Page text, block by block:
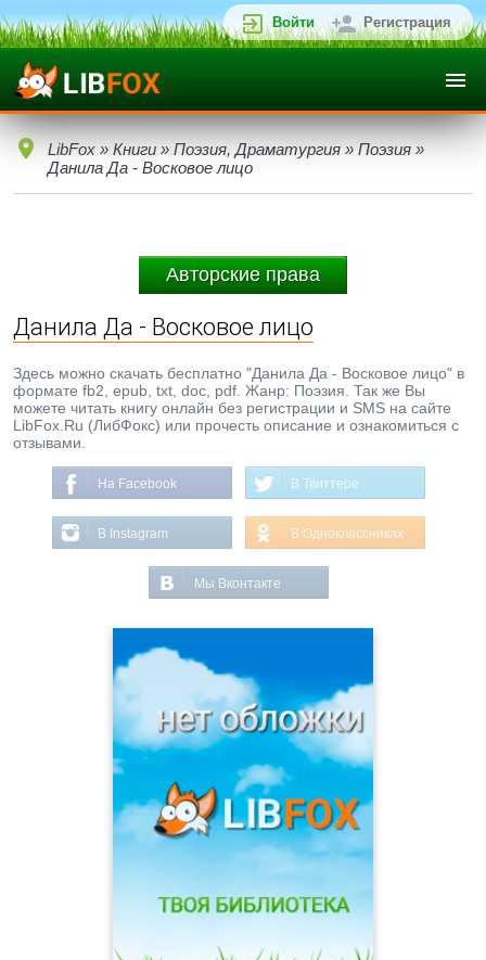
Войти Регистрация
LibFox » Книги » Поэзия, Драматургия » Поэзия »
Данила Да - Восковое лицо
Авторские права
Данила Да - Восковое лицо
Здесь можно скачать бесплатно "Данила Да - Восковое лицо" в
формате fb2, epub, txt, doc, pdf. Жанр: Поэзия. Так же Вы
можете читать книгу онлайн без регистрации и SMS на сайте
LibFox.Ru (ЛибФокс) или прочесть описание и ознакомиться с
отзывами.
На Facebook В Твиттере
В Instagram В Одноклассниках
Мы Вконтакте